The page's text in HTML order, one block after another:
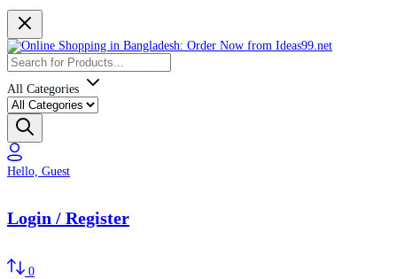
All Categories
Hello, Guest
Login / Register
0